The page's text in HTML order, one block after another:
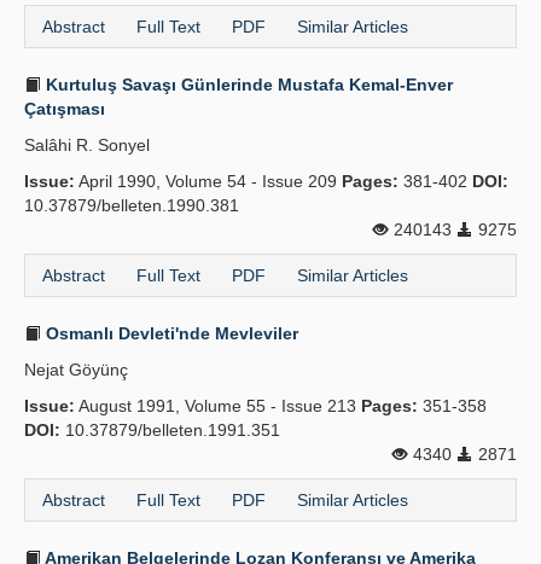
Abstract Full Text PDF Similar Articles
Kurtuluş Savaşı Günlerinde Mustafa Kemal-Enver
Çatışması
Salâhi R. Sonyel
Issue: April 1990, Volume 54 - Issue 209 Pages: 381-402 DOI:
10.37879/belleten.1990.381
240143
9275
Abstract Full Text PDF Similar Articles
Osmanlı Devleti'nde Mevleviler
Nejat Göyünç
Issue: August 1991, Volume 55 - Issue 213 Pages: 351-358
DOI: 10.37879/belleten.1991.351
4340
2871
Abstract Full Text PDF Similar Articles
Amerikan Belgelerinde Lozan Konferansı ve Amerika